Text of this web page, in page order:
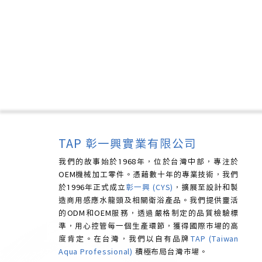
TAP 彰一興實業有限公司
我們的故事始於1968年，位於台灣中部，專注於
OEM機械加工零件。憑藉數十年的專業技術，我們
於1996年正式成立彰一興 (CYS) ，擴展至設計和製
造商用感應水龍頭及相關衛浴產品。我們提供靈活
的ODM和OEM服務，透過嚴格制定的品質檢驗標
準，用心控管每一個生產環節，獲得國際市場的高
度肯定。在台灣，我們以自有品牌 TAP (Taiwan
Aqua Professional) 積極布局台灣市場。